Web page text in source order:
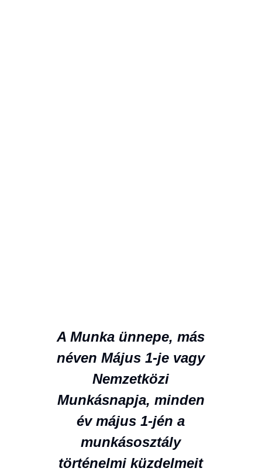
A Munka ünnepe, más
néven Május 1-je vagy
Nemzetközi
Munkásnapja, minden
év május 1-jén a
munkásosztály
történelmi küzdelmeit